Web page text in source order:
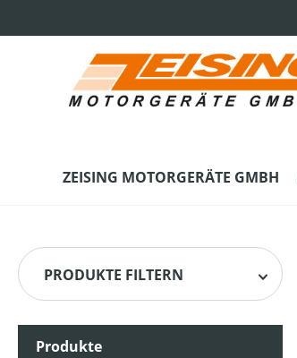
ZEISING MOTORGERÄTE GMBH
PRODUKTE FILTERN
Produkte